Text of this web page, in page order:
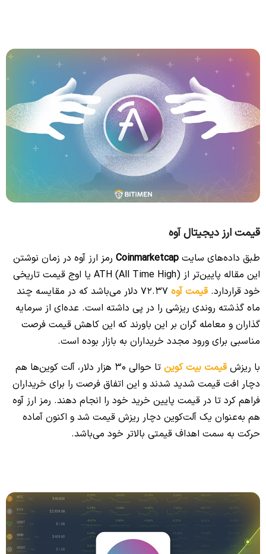
قیمت ارز دیجیتال آوه
طبق داده‌های سایت Coinmarketcap رمز ارز آوه در زمان نوشتن
این مقاله پایین‌تر از ATH (All Time High) یا اوج قیمت تاریخی
خود قرار‌دارد. قیمت آوه
72.37 دلار می‌باشد که در مقایسه چند
ماه گذشته روندی ریزشی را در پی داشته است. عده‌ای از سرمایه
گذاران و معامله گران بر این باورند که این کاهش قیمت فرصت
مناسبی برای ورود مجدد خریداران به بازار بوده است.
با ریزش قیمت بیت کوین
تا حوالی 30 هزار دلار، آلت ‌کوین‌ها هم
دچار افت قیمت شدید شدند و این اتفاق فرصت را برای خریداران
فراهم کرد تا در قیمت پایین خرید خود را انجام دهند. رمز ارز آوه
هم به‌عنوان یک آلت‌کوین دچار ریزش قیمت شد و اکنون آماده
حرکت به سمت اهداف قیمتی بالاتر خود می‌باشد.